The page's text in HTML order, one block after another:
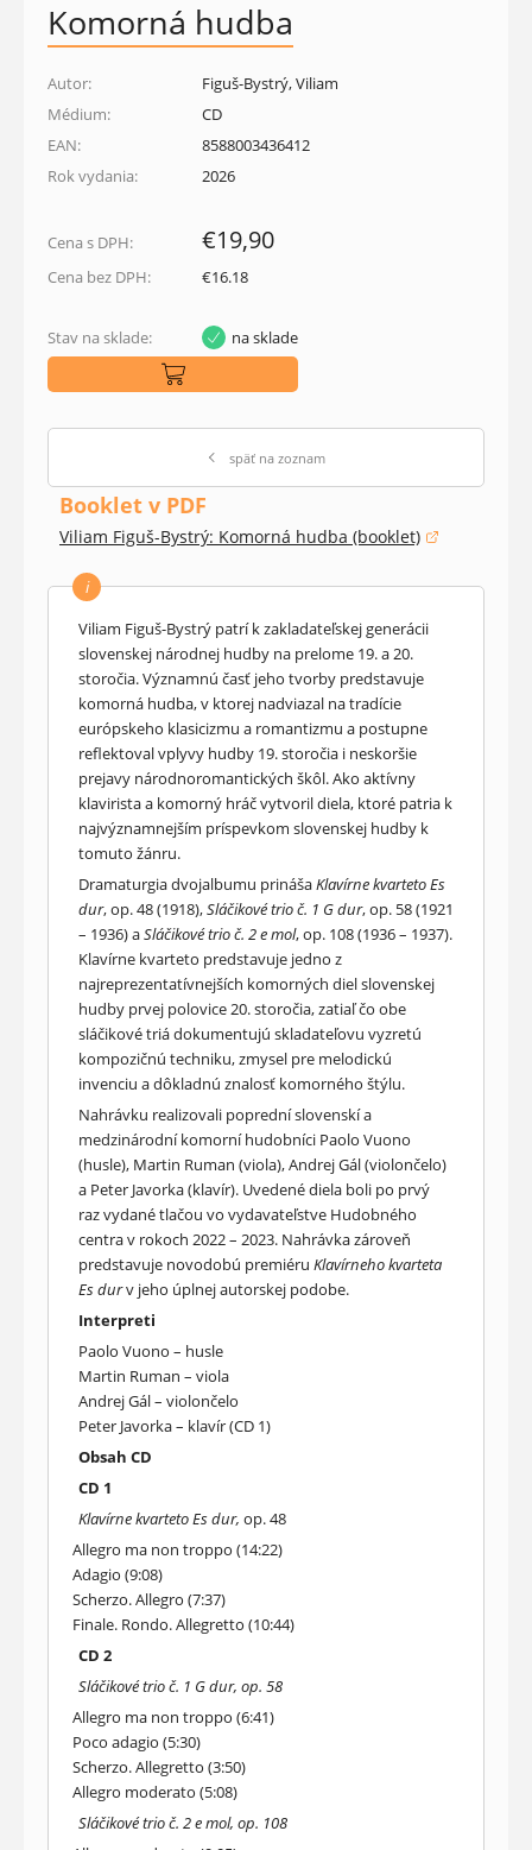
Komorná hudba
späť na zoznam
Autor:
Figuš-Bystrý, Viliam
Médium:
CD
EAN:
8588003436412
Rok vydania:
2026
Cena s DPH: €19,90
Cena bez DPH: €16.18
Stav na sklade: na sklade
Booklet v PDF
Viliam Figuš-Bystrý: Komorná hudba (booklet)
(otvorí sa v novom okne)
i
Viliam Figuš-Bystrý patrí k zakladateľskej generácii
slovenskej národnej hudby na prelome 19. a 20.
storočia. Významnú časť jeho tvorby predstavuje
komorná hudba, v ktorej nadviazal na tradície
európskeho klasicizmu a romantizmu a postupne
reflektoval vplyvy hudby 19. storočia i neskoršie
prejavy národnoromantických škôl. Ako aktívny
klavirista a komorný hráč vytvoril diela, ktoré patria k
najvýznamnejším príspevkom slovenskej hudby k
tomuto žánru.
Dramaturgia dvojalbumu prinášaKlavírne kvarteto Es
dur, op. 48 (1918),Sláčikové trio č. 1 G dur, op. 58 (1921
– 1936) aSláčikové trio č. 2 e mol, op. 108 (1936 – 1937).
Klavírne kvarteto predstavuje jedno z
najreprezentatívnejších komorných diel slovenskej
hudby prvej polovice 20. storočia, zatiaľ čo obe
sláčikové triá dokumentujú skladateľovu vyzretú
kompozičnú techniku, zmysel pre melodickú
invenciu a dôkladnú znalosť komorného štýlu.
Nahrávku realizovali poprední slovenskí a
medzinárodní komorní hudobníci Paolo Vuono
(husle), Martin Ruman (viola), Andrej Gál (violončelo)
a Peter Javorka (klavír). Uvedené diela boli po prvý
raz vydané tlačou vo vydavateľstve Hudobného
centra v rokoch 2022 – 2023. Nahrávka zároveň
predstavuje novodobú premiéru Klavírneho kvarteta
Es durv jeho úplnej autorskej podobe.
Interpreti
Paolo Vuono – husle
Martin Ruman – viola
Andrej Gál – violončelo
Peter Javorka – klavír (CD 1)
Obsah CD
CD 1
Klavírne kvarteto Es dur, op. 48
Allegro ma non troppo (14:22)
Adagio (9:08)
Scherzo. Allegro (7:37)
Finale. Rondo. Allegretto (10:44)
CD 2
Sláčikové trio č. 1 G dur, op. 58
Allegro ma non troppo (6:41)
Poco adagio (5:30)
Scherzo. Allegretto (3:50)
Allegro moderato (5:08)
Sláčikové trio č. 2 e mol, op. 108